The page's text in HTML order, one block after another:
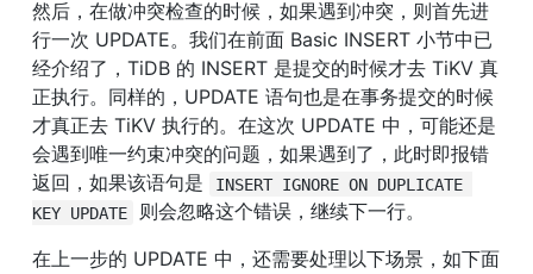
然后，在做冲突检查的时候，如果遇到冲突，则首先进
行一次 UPDATE。我们在前面 Basic INSERT 小节中已
经介绍了，TiDB 的 INSERT 是提交的时候才去 TiKV 真
正执行。同样的，UPDATE 语句也是在事务提交的时候
才真正去 TiKV 执行的。在这次 UPDATE 中，可能还是
会遇到唯一约束冲突的问题，如果遇到了，此时即报错
返回，如果该语句是
INSERT IGNORE ON DUPLICATE
KEY UPDATE
则会忽略这个错误，继续下一行。
在上一步的 UPDATE 中，还需要处理以下场景，如下面